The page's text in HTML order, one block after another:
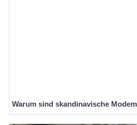
Warum sind skandinavische